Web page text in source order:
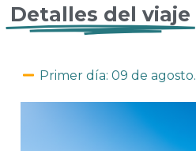
Detalles del viaje
Primer día: 09 de agosto.